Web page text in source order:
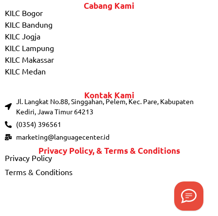
Cabang Kami
KILC Bogor
KILC Bandung
KILC Jogja
KILC Lampung
KILC Makassar
KILC Medan
Kontak Kami
Jl. Langkat No.88, Singgahan, Pelem, Kec. Pare, Kabupaten
Kediri, Jawa Timur 64213
(0354) 396561
marketing@languagecenter.id
Privacy Policy, & Terms & Conditions
Privacy Policy
Terms & Conditions